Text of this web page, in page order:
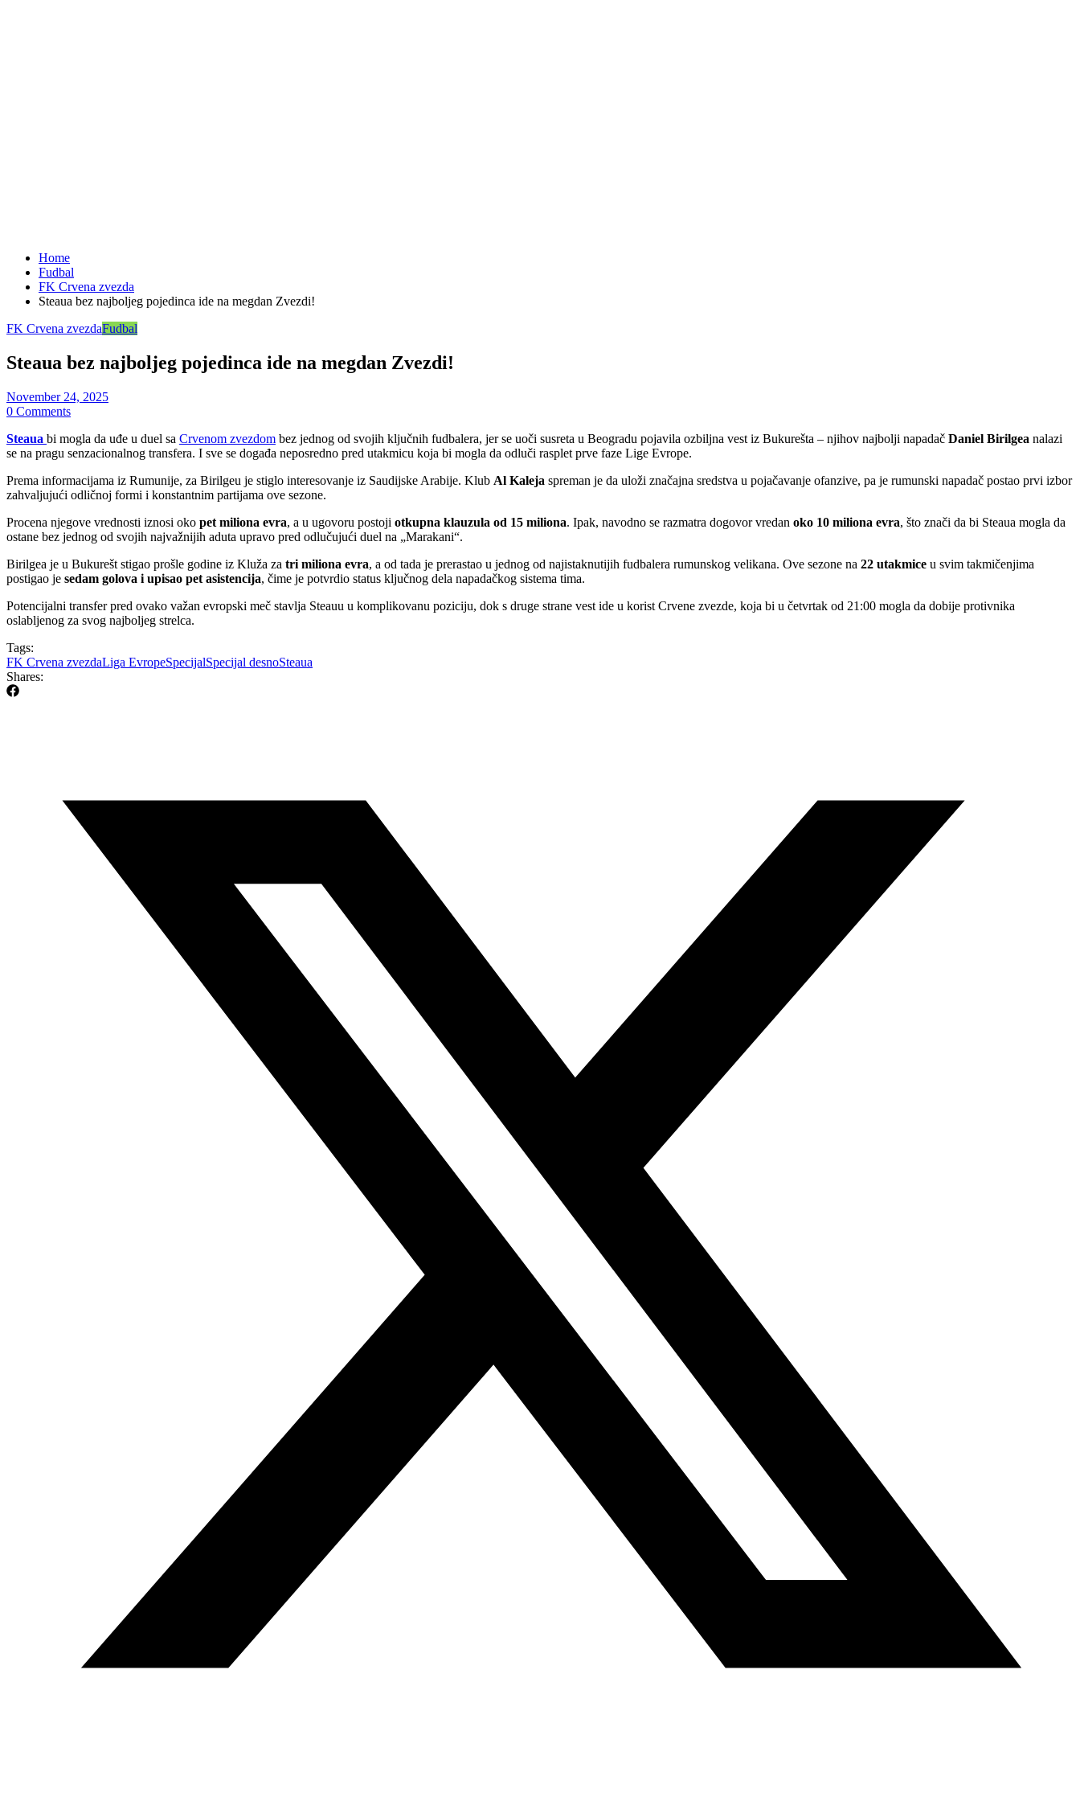
Home
Fudbal
FK Crvena zvezda
Steaua bez najboljeg pojedinca ide na megdan Zvezdi!
FK Crvena zvezdaFudbal
Steaua bez najboljeg pojedinca ide na megdan Zvezdi!
November 24, 2025
0 Comments
Steaua bi mogla da uđe u duel sa Crvenom zvezdom bez jednog od svojih ključnih fudbalera, jer se uoči susreta u Beogradu pojavila ozbiljna vest iz Bukurešta – njihov najbolji napadač Daniel Birilgea nalazi
se na pragu senzacionalnog transfera. I sve se događa neposredno pred utakmicu koja bi mogla da odluči rasplet prve faze Lige Evrope.
Prema informacijama iz Rumunije, za Birilgeu je stiglo interesovanje iz Saudijske Arabije. Klub Al Kaleja spreman je da uloži značajna sredstva u pojačavanje ofanzive, pa je rumunski napadač postao prvi izbor
zahvaljujući odličnoj formi i konstantnim partijama ove sezone.
Procena njegove vrednosti iznosi oko pet miliona evra, a u ugovoru postoji otkupna klauzula od 15 miliona. Ipak, navodno se razmatra dogovor vredan oko 10 miliona evra, što znači da bi Steaua mogla da
ostane bez jednog od svojih najvažnijih aduta upravo pred odlučujući duel na „Marakani“.
Birilgea je u Bukurešt stigao prošle godine iz Kluža za tri miliona evra, a od tada je prerastao u jednog od najistaknutijih fudbalera rumunskog velikana. Ove sezone na 22 utakmice u svim takmičenjima
postigao je sedam golova i upisao pet asistencija, čime je potvrdio status ključnog dela napadačkog sistema tima.
Potencijalni transfer pred ovako važan evropski meč stavlja Steauu u komplikovanu poziciju, dok s druge strane vest ide u korist Crvene zvezde, koja bi u četvrtak od 21:00 mogla da dobije protivnika
oslabljenog za svog najboljeg strelca.
Tags:
FK Crvena zvezdaLiga EvropeSpecijalSpecijal desnoSteaua
Shares: